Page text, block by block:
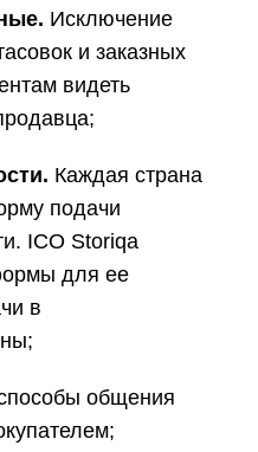
Исключение
и заказных
видеть
Каждая страна
подачи
ICO Storiqa
для ее
в
общения